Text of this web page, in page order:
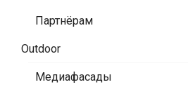
Партнёрам
Outdoor
Медиафасады